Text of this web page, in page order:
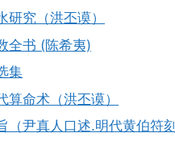
研究（洪丕谟）
全书 (陈希夷)
集
算命术（洪丕谟）
（尹真人口述.明代黄伯符刻